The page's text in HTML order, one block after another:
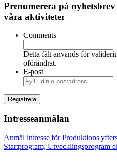
Prenumerera på
våra aktiviteter
Comments
Detta fält används för
oförändrat.
E-post
Intresseanmälan
Anmäl intresse för Produktionslyftets
Startprogram, Utvecklingsprogram